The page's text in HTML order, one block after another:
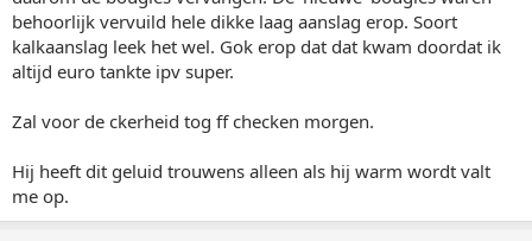
behoorlijk vervuild hele dikke laag aanslag erop. Soort
kalkaanslag leek het wel. Gok erop dat dat kwam doordat ik
altijd euro tankte ipv super.
Zal voor de ckerheid tog ff checken morgen.
Hij heeft dit geluid trouwens alleen als hij warm wordt valt
me op.